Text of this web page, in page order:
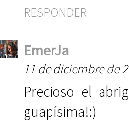
RESPONDER
EmerJa
11 de diciembre de
Precioso el
guapísima!:)